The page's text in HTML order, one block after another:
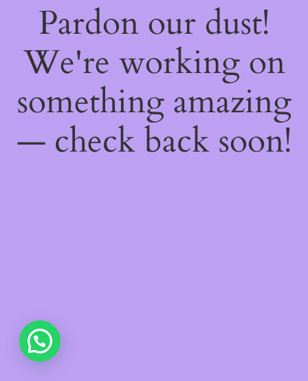
Pardon our dust!
We're working on
something amazing
— check back soon!